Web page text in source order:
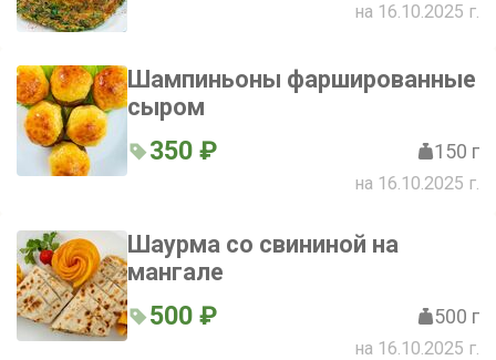
на 16.10.2025 г.
Шампиньоны фаршированные
сыром
350 ₽ 150 г
на 16.10.2025 г.
Шаурма со свининой на
мангале
500 ₽ 500 г
на 16.10.2025 г.